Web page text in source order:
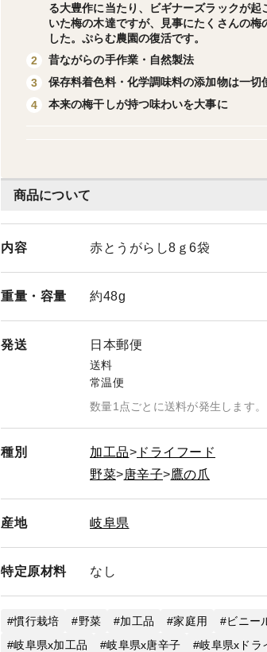
商品について
内容 赤とうがらし8ｇ6袋
重量・ 容量 約48g
発送 日本郵便
送料
常温便
数量1点ごとに送料が発生します。
種別 加工品
ドライフード
野菜
唐辛子 鷹の爪
産地 岐阜県
特定原材料 なし
慣行栽培 野菜 加工品 家庭用 ビニー
岐阜県x加工品
岐阜県x唐辛子 岐阜県xドラ
る大豊作に当たり、ビギナーズラックが
いた梅の木達ですが、見事にたくさんの
した。ぷらむ農園の復活です。
2
昔ながらの手作業・自然製法
3
保存料着色料・化学調味料の添加物は一切
4
本来の梅干しが持つ味わいを大事に